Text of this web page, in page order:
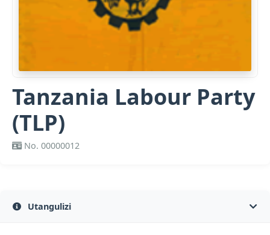
Tanzania Labour Party
(TLP)
​No. 00000012
Utangulizi